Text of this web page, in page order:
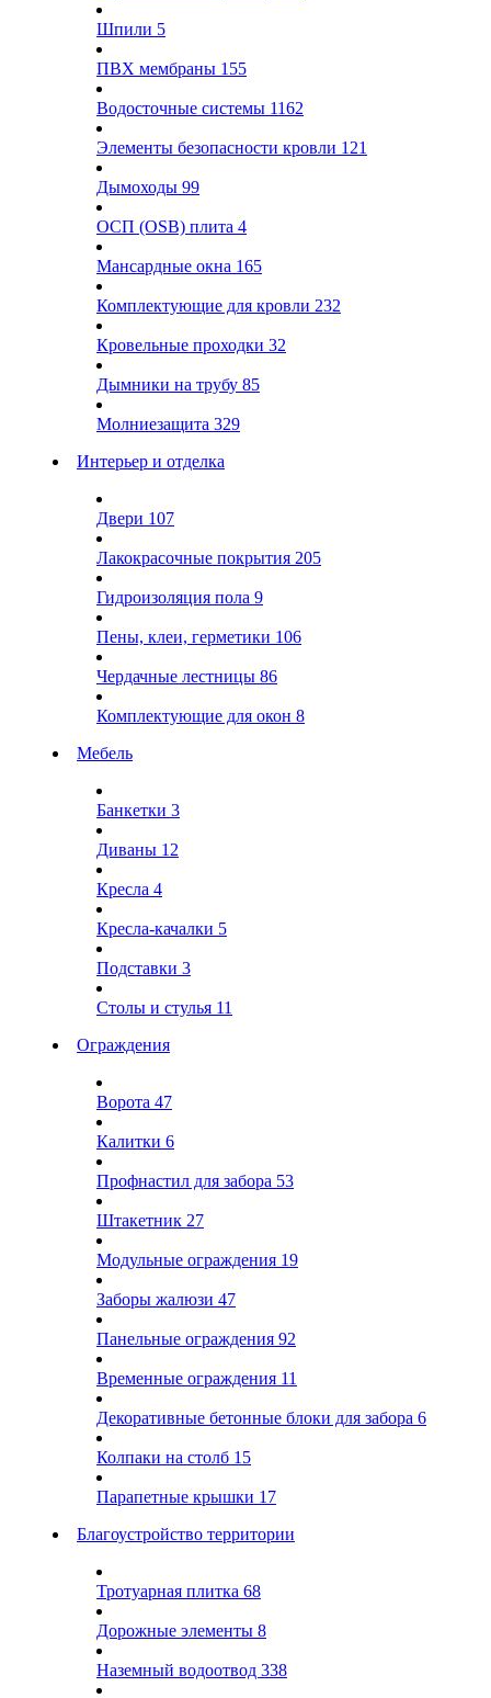
Шпили 5
ПВХ мембраны 155
Водосточные системы 1162
Элементы безопасности кровли 121
Дымоходы 99
ОСП (OSB) плита 4
Мансардные окна 165
Комплектующие для кровли 232
Кровельные проходки 32
Дымники на трубу 85
Молниезащита 329
Интерьер и отделка
Двери 107
Лакокрасочные покрытия 205
Гидроизоляция пола 9
Пены, клеи, герметики 106
Чердачные лестницы 86
Комплектующие для окон 8
Мебель
Банкетки 3
Диваны 12
Кресла 4
Кресла-качалки 5
Подставки 3
Столы и стулья 11
Ограждения
Ворота 47
Калитки 6
Профнастил для забора 53
Штакетник 27
Модульные ограждения 19
Заборы жалюзи 47
Панельные ограждения 92
Временные ограждения 11
Декоративные бетонные блоки для забора 6
Колпаки на столб 15
Парапетные крышки 17
Благоустройство территории
Тротуарная плитка 68
Дорожные элементы 8
Наземный водоотвод 338